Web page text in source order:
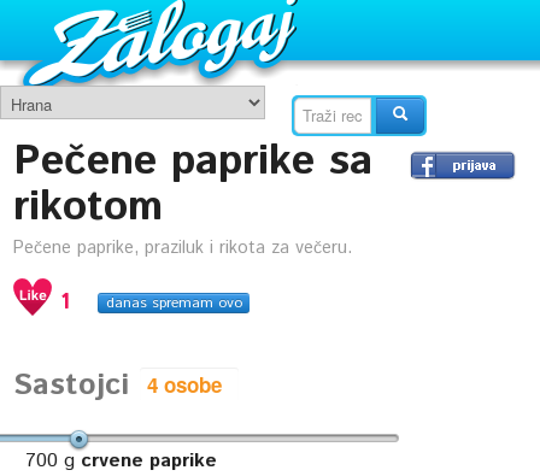
Pečene paprike sa
rikotom
Pečene paprike, praziluk i rikota za večeru.
1 danas spremam ovo
Sastojci
700 g crvene paprike